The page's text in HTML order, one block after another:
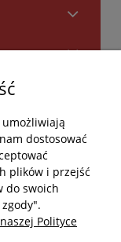
dostosować
plików i przejść
do swoich
Polityce